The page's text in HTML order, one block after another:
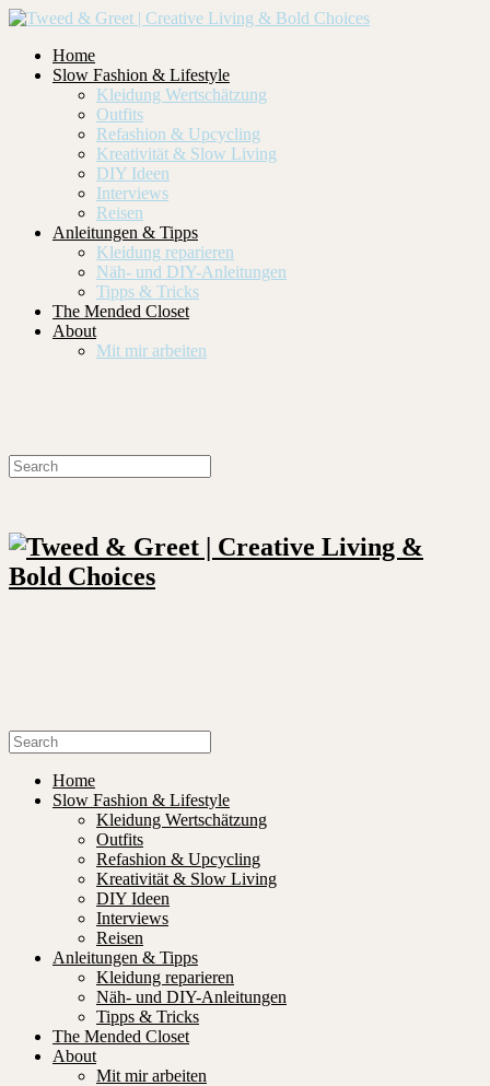
Home
Slow Fashion & Lifestyle
Kleidung Wertschätzung
Outfits
Refashion & Upcycling
Kreativität & Slow Living
DIY Ideen
Interviews
Reisen
Anleitungen & Tipps
Kleidung reparieren
Näh- und DIY-Anleitungen
Tipps & Tricks
The Mended Closet
About
Mit mir arbeiten
Home
Slow Fashion & Lifestyle
Kleidung Wertschätzung
Outfits
Refashion & Upcycling
Kreativität & Slow Living
DIY Ideen
Interviews
Reisen
Anleitungen & Tipps
Kleidung reparieren
Näh- und DIY-Anleitungen
Tipps & Tricks
The Mended Closet
About
Mit mir arbeiten